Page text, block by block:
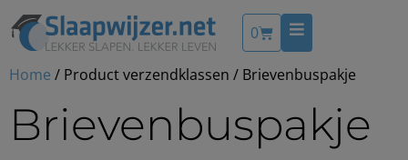
0
Home / Product verzendklassen / Brievenbuspakje
Brievenbuspakje